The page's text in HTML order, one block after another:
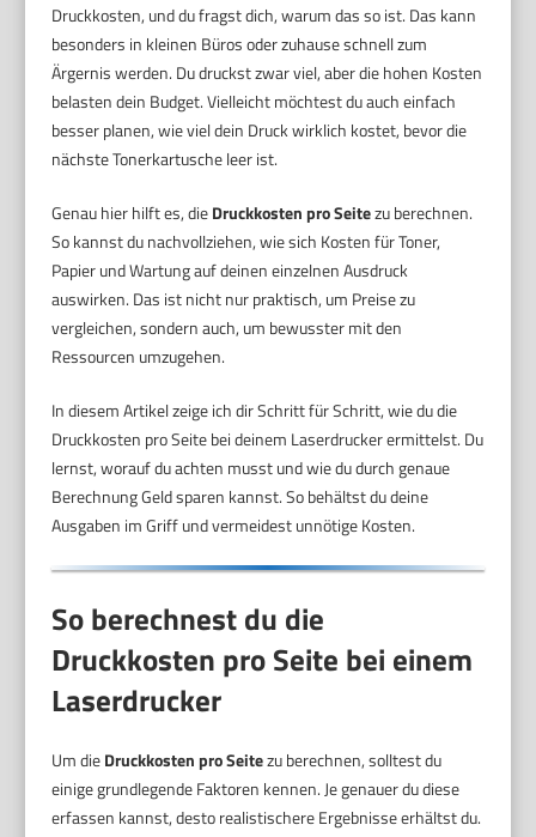
Druckkosten, und du fragst dich, warum das so ist. Das kann
besonders in kleinen Büros oder zuhause schnell zum
Ärgernis werden. Du druckst zwar viel, aber die hohen Kosten
belasten dein Budget. Vielleicht möchtest du auch einfach
besser planen, wie viel dein Druck wirklich kostet, bevor die
nächste Tonerkartusche leer ist.
Genau hier hilft es, dieDruckkosten pro Seitezu berechnen.
So kannst du nachvollziehen, wie sich Kosten für Toner,
Papier und Wartung auf deinen einzelnen Ausdruck
auswirken. Das ist nicht nur praktisch, um Preise zu
vergleichen, sondern auch, um bewusster mit den
Ressourcen umzugehen.
In diesem Artikel zeige ich dir Schritt für Schritt, wie du die
Druckkosten pro Seite bei deinem Laserdrucker ermittelst. Du
lernst, worauf du achten musst und wie du durch genaue
Berechnung Geld sparen kannst. So behältst du deine
Ausgaben im Griff und vermeidest unnötige Kosten.
So berechnest du die
Druckkosten pro Seite bei einem
Laserdrucker
Um dieDruckkosten pro Seitezu berechnen, solltest du
einige grundlegende Faktoren kennen. Je genauer du diese
erfassen kannst, desto realistischere Ergebnisse erhältst du.